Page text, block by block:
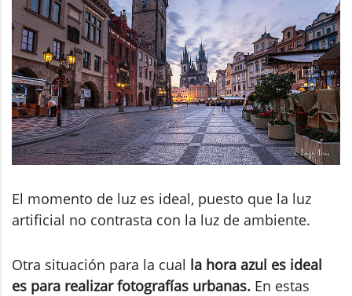
El momento de luz es ideal, puesto que la luz
artificial no contrasta con la luz de ambiente.
Otra situación para la cual la hora azul es ideal
es para realizar fotografías urbanas. En estas